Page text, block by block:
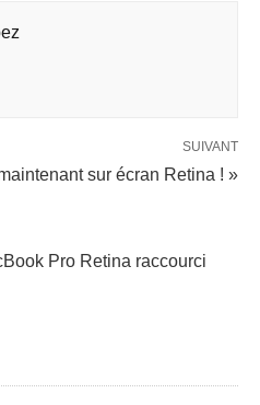
SUIVANT
sur écran Retina ! »
Pro Retina raccourci